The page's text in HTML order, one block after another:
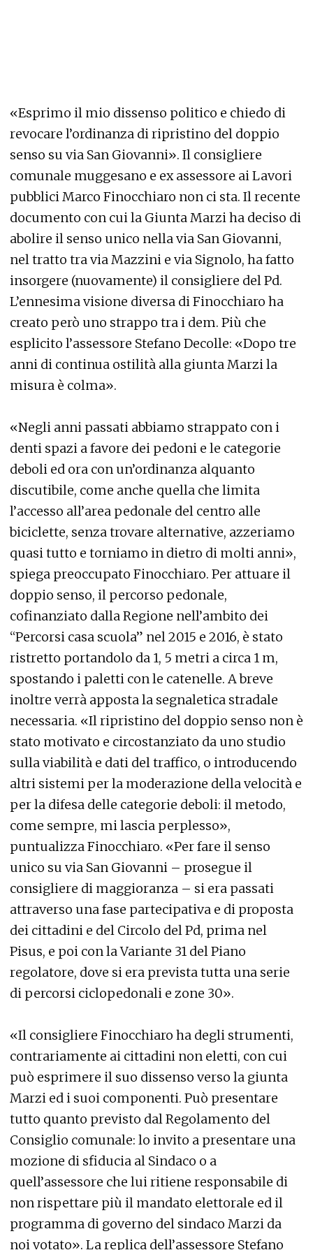
«Esprimo il mio dissenso politico e chiedo di
revocare l’ordinanza di ripristino del doppio
senso su via San Giovanni». Il consigliere
comunale muggesano e ex assessore ai Lavori
pubblici Marco Finocchiaro non ci sta. Il recente
documento con cui la Giunta Marzi ha deciso di
abolire il senso unico nella via San Giovanni,
nel tratto tra via Mazzini e via Signolo, ha fatto
insorgere (nuovamente) il consigliere del Pd.
L’ennesima visione diversa di Finocchiaro ha
creato però uno strappo tra i dem. Più che
esplicito l’assessore Stefano Decolle: «Dopo tre
anni di continua ostilità alla giunta Marzi la
misura è colma».
«Negli anni passati abbiamo strappato con i
denti spazi a favore dei pedoni e le categorie
deboli ed ora con un’ordinanza alquanto
discutibile, come anche quella che limita
l’accesso all’area pedonale del centro alle
biciclette, senza trovare alternative, azzeriamo
quasi tutto e torniamo in dietro di molti anni»,
spiega preoccupato Finocchiaro. Per attuare il
doppio senso, il percorso pedonale,
cofinanziato dalla Regione nell’ambito dei
“Percorsi casa scuola” nel 2015 e 2016, è stato
ristretto portandolo da 1, 5 metri a circa 1 m,
spostando i paletti con le catenelle. A breve
inoltre verrà apposta la segnaletica stradale
necessaria. «Il ripristino del doppio senso non è
stato motivato e circostanziato da uno studio
sulla viabilità e dati del traffico, o introducendo
altri sistemi per la moderazione della velocità e
per la difesa delle categorie deboli: il metodo,
come sempre, mi lascia perplesso»,
puntualizza Finocchiaro. «Per fare il senso
unico su via San Giovanni – prosegue il
consigliere di maggioranza – si era passati
attraverso una fase partecipativa e di proposta
dei cittadini e del Circolo del Pd, prima nel
Pisus, e poi con la Variante 31 del Piano
regolatore, dove si era prevista tutta una serie
di percorsi ciclopedonali e zone 30».
«Il consigliere Finocchiaro ha degli strumenti,
contrariamente ai cittadini non eletti, con cui
può esprimere il suo dissenso verso la giunta
Marzi ed i suoi componenti. Può presentare
tutto quanto previsto dal Regolamento del
Consiglio comunale: lo invito a presentare una
mozione di sfiducia al Sindaco o a
quell’assessore che lui ritiene responsabile di
non rispettare più il mandato elettorale ed il
programma di governo del sindaco Marzi da
noi votato». La replica dell’assessore Stefano